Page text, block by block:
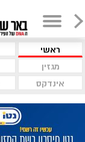
ראשי
מגזין
אינדקס